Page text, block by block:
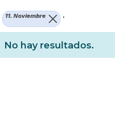
11. Noviembre .
No hay resultados.